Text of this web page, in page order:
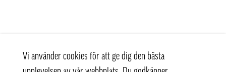
Vi använder cookies för att ge dig den bästa